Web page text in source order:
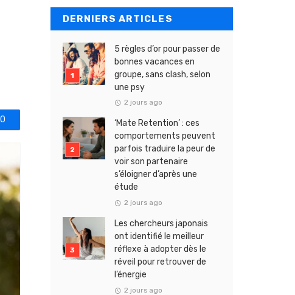
0
DERNIERS ARTICLES
5 règles d’or pour passer de
bonnes vacances en
groupe, sans clash, selon
une psy
2 jours ago
‘Mate Retention’ : ces
comportements peuvent
parfois traduire la peur de
voir son partenaire
s’éloigner d’après une
étude
2 jours ago
Les chercheurs japonais
ont identifié le meilleur
réflexe à adopter dès le
réveil pour retrouver de
l’énergie
2 jours ago